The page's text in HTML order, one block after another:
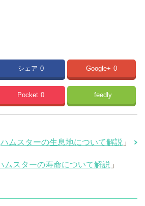
シェア 0 Google+ 0
Pocket 0 feedly
ハムスターの生息地について解説 」
ムスターの寿命について解説 」